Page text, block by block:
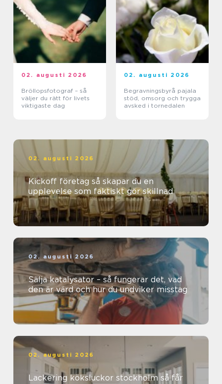
02. augusti 2026
Bröllopsfotograf – så
väljer du rätt för livets
viktigaste dag
02. augusti 2026
Begravningsbyrå pajala
stöd, omsorg och trygga
avsked i tornedalen
02. augusti 2026
Kickoff företag så skapar du en
upplevelse som faktiskt gör skillnad
02. augusti 2026
Sälja katalysator – så fungerar det, vad
den är värd och hur du undviker misstag
02. augusti 2026
Lackering köksluckor stockholm så får